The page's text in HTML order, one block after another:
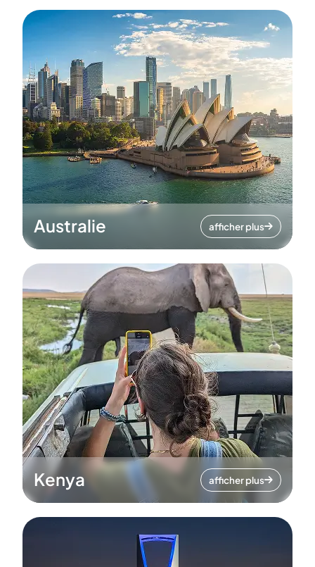
Australie afficher plus
Kenya afficher plus